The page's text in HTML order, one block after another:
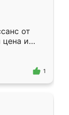
от
и
1